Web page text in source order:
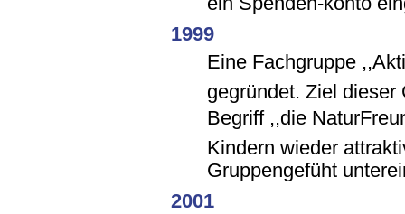
1999
Eine Fachgruppe
gegründet. Ziel dieser
Begriff ,,die
Kindern wieder
Gruppengefüht
2001